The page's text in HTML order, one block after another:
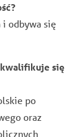
odbywa się
kwalifikuje się
po
oraz